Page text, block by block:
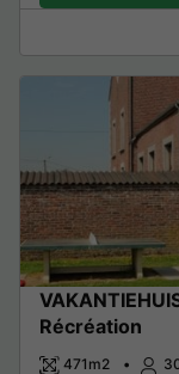
Récréation
471m2